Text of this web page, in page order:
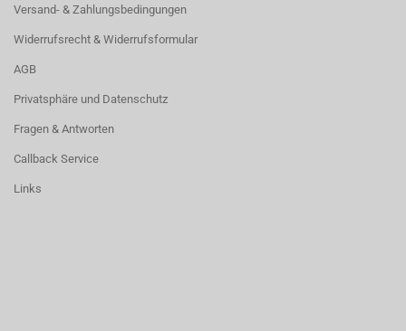
Versand- & Zahlungsbedingungen
Widerrufsrecht & Widerrufsformular
AGB
Privatsphäre und Datenschutz
Fragen & Antworten
Callback Service
Links